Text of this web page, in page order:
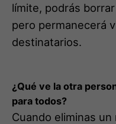
límite, podrás
pero permanecerá
destinatarios.
¿Qué ve la otra
para todos?
Cuando eliminas